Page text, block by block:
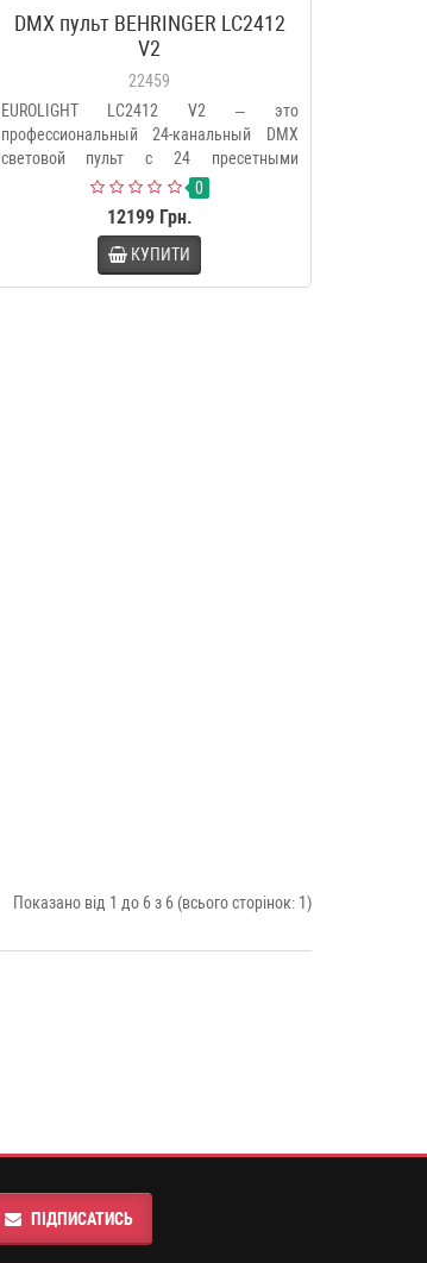
DMX пульт BEHRINGER LC2412
V2
22459
EUROLIGHT LC2412 V2 – это
профессиональный 24-канальный DMX
световой пульт с 24 пресетными
0
12199 Грн.
КУПИТИ
Показано від 1 до 6 з 6 (всього сторінок: 1)
ПІДПИСАТИСЬ